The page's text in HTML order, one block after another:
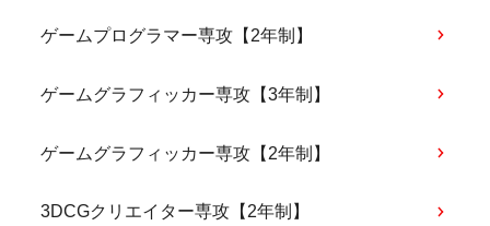
ゲームプログラマー専攻【2年制】
ゲームグラフィッカー専攻【3年制】
ゲームグラフィッカー専攻【2年制】
3DCGクリエイター専攻【2年制】